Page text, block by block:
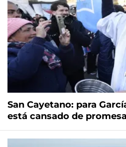
San Cayetano: para
está cansado de